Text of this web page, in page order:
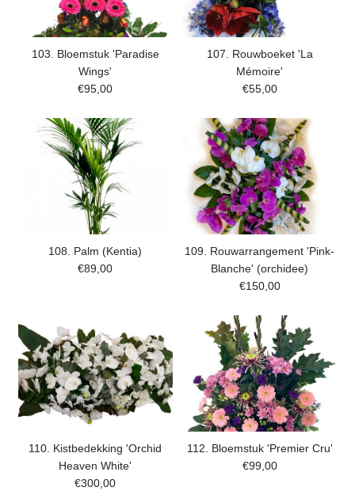
103. Bloemstuk 'Paradise
Wings'
€95,00
107. Rouwboeket 'La
Mémoire'
€55,00
108. Palm (Kentia)
€89,00
109. Rouwarrangement 'Pink-
Blanche' (orchidee)
€150,00
110. Kistbedekking 'Orchid
Heaven White'
€300,00
112. Bloemstuk 'Premier Cru'
€99,00